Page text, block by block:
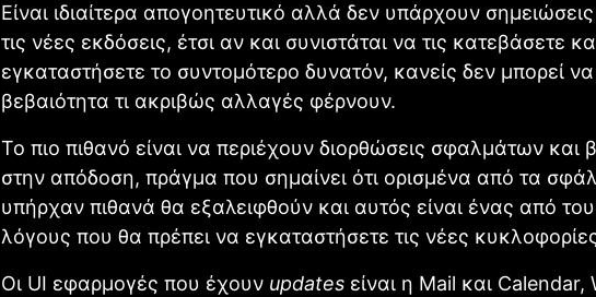
Είναι ιδιαίτερα απογοητευτικό αλλά δεν υπάρχουν
τις νέες εκδόσεις, έτσι αν και συνιστάται να τις κατεβάσετε
εγκαταστήσετε το συντομότερο δυνατόν, κανείς δεν μπορεί να
βεβαιότητα τι ακριβώς αλλαγές φέρνουν.
Το πιο πιθανό είναι να περιέχουν διορθώσεις σφαλμάτων και
στην απόδοση, πράγμα που σημαίνει ότι ορισμένα από τα
υπήρχαν πιθανά θα εξαλειφθούν και αυτός είναι ένας από
λόγους που θα πρέπει να εγκαταστήσετε τις νέες
Οι UI εφαρμογές που έχουν updates είναι η Mail και